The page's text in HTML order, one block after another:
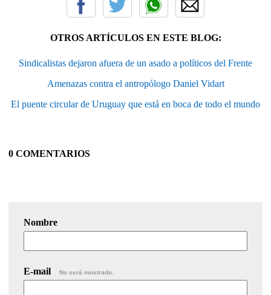
OTROS ARTÍCULOS EN ESTE BLOG:
Sindicalistas dejaron afuera de un asado a políticos del Frente
Amenazas contra el antropólogo Daniel Vidart
El puente circular de Uruguay que está en boca de todo el mundo
0 COMENTARIOS
Nombre
E-mail No será mostrado.